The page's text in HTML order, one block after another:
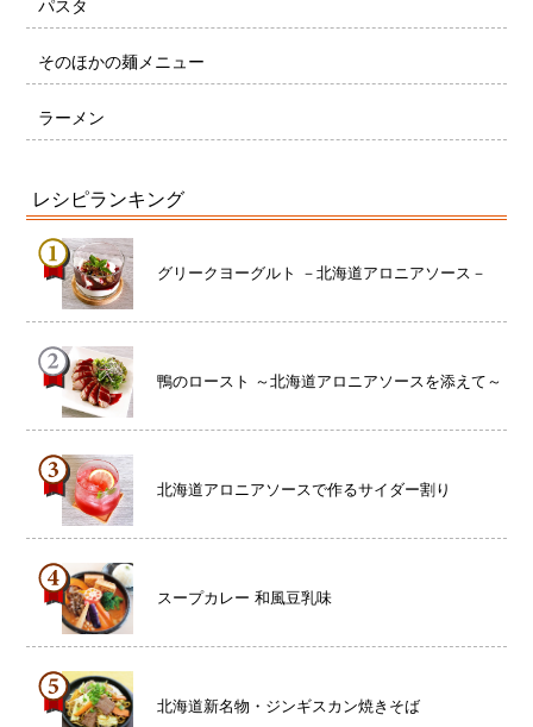
パスタ
そのほかの麺メニュー
ラーメン
レシピランキング
グリークヨーグルト －北海道アロニアソース－
鴨のロースト ～北海道アロニアソースを添えて～
北海道アロニアソースで作るサイダー割り
スープカレー 和風豆乳味
北海道新名物・ジンギスカン焼きそば